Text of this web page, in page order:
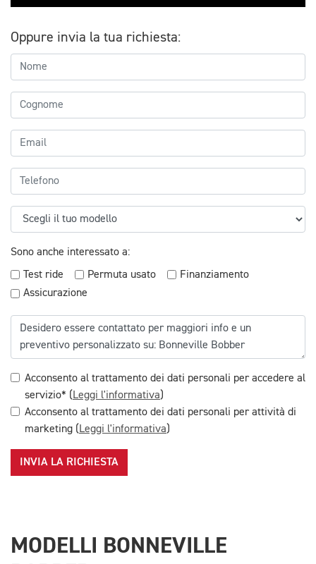
Oppure invia la tua richiesta:
Sono anche interessato a:
Test ride
Permuta usato
Finanziamento
Assicurazione
Acconsento al trattamento dei dati personali per accedere al
servizio* (Leggi l'informativa)
Acconsento al trattamento dei dati personali per attività di
marketing (Leggi l'informativa)
INVIA LA RICHIESTA
MODELLI BONNEVILLE